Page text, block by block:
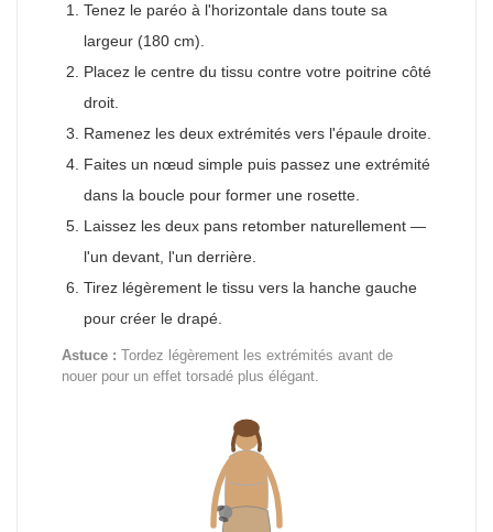
Tenez le paréo à l'horizontale dans toute sa
largeur (180 cm).
Placez le centre du tissu contre votre poitrine côté
droit.
Ramenez les deux extrémités vers l'épaule droite.
Faites un nœud simple puis passez une extrémité
dans la boucle pour former une rosette.
Laissez les deux pans retomber naturellement —
l'un devant, l'un derrière.
Tirez légèrement le tissu vers la hanche gauche
pour créer le drapé.
Astuce : Tordez légèrement les extrémités avant de
nouer pour un effet torsadé plus élégant.